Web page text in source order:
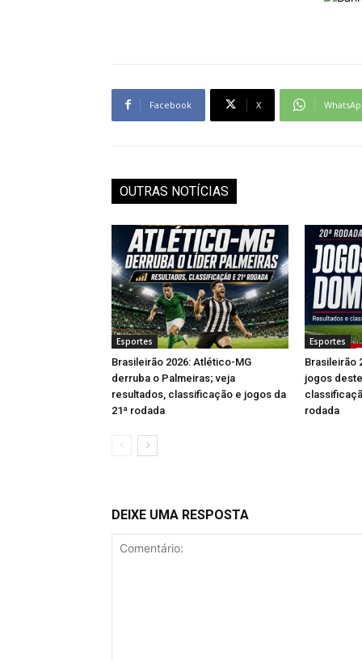
Facebook X
OUTRAS NOTÍCIAS
Esportes
Brasileirão 2026: Atlético-MG
derruba o Palmeiras; veja
resultados, classificação e jogos da
21ª rodada
Esportes
Brasileirão
jogos
rodada
DEIXE UMA RESPOSTA